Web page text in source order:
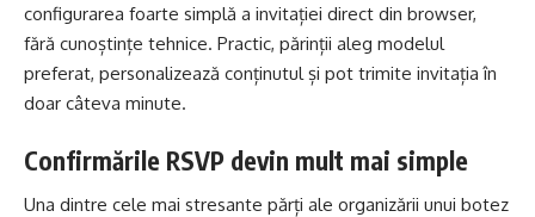
configurarea foarte simplă a invitației direct din browser,
fără cunoștințe tehnice. Practic, părinții aleg modelul
preferat, personalizează conținutul și pot trimite invitația în
doar câteva minute.
Confirmările RSVP devin mult mai simple
Una dintre cele mai stresante părți ale organizării unui botez